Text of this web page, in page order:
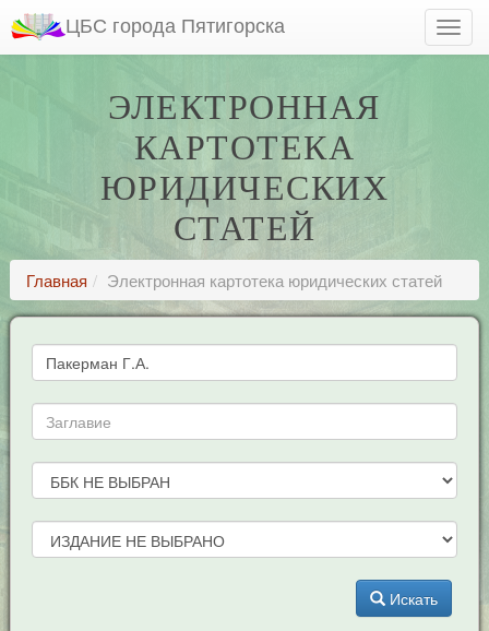
ЦБС города Пятигорска
ЭЛЕКТРОННАЯ
КАРТОТЕКА
ЮРИДИЧЕСКИХ
СТАТЕЙ
Главная Электронная картотека юридических статей
Искать